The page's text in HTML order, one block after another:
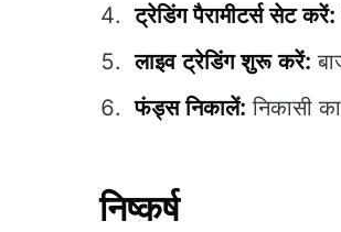
ट्रेडिंग पैरामीटर्स सेट करें:
लाइव ट्रेडिंग शुरू करें:
फंड्स निकालें: निकासी
निष्कर्ष